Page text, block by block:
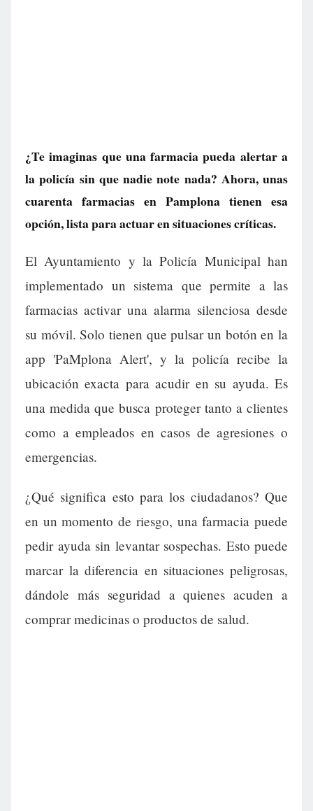
¿Te imaginas que una farmacia pueda alertar a
la policía sin que nadie note nada? Ahora, unas
cuarenta farmacias en Pamplona tienen esa
opción, lista para actuar en situaciones críticas.
El Ayuntamiento y la Policía Municipal han
implementado un sistema que permite a las
farmacias activar una alarma silenciosa desde
su móvil. Solo tienen que pulsar un botón en la
app 'PaMplona Alert', y la policía recibe la
ubicación exacta para acudir en su ayuda. Es
una medida que busca proteger tanto a clientes
como a empleados en casos de agresiones o
emergencias.
¿Qué significa esto para los ciudadanos? Que
en un momento de riesgo, una farmacia puede
pedir ayuda sin levantar sospechas. Esto puede
marcar la diferencia en situaciones peligrosas,
dándole más seguridad a quienes acuden a
comprar medicinas o productos de salud.